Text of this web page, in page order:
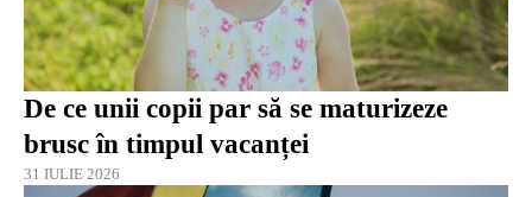
De ce unii copii par să se maturizeze
brusc în timpul vacanței
31 IULIE 2026